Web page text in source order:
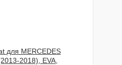
для MERCEDES
2018), EVA,